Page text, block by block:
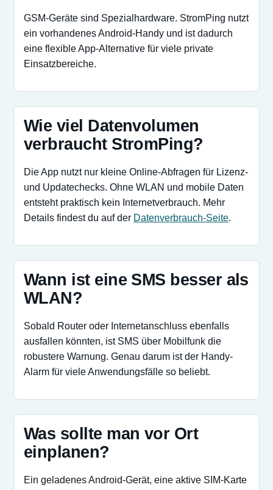
GSM-Geräte sind Spezialhardware. StromPing nutzt
ein vorhandenes Android-Handy und ist dadurch
eine flexible App-Alternative für viele private
Einsatzbereiche.
Wie viel Datenvolumen
verbraucht StromPing?
Die App nutzt nur kleine Online-Abfragen für Lizenz-
und Updatechecks. Ohne WLAN und mobile Daten
entsteht praktisch kein Internetverbrauch. Mehr
Details findest du auf der Datenverbrauch-Seite.
Wann ist eine SMS besser als
WLAN?
Sobald Router oder Internetanschluss ebenfalls
ausfallen könnten, ist SMS über Mobilfunk die
robustere Warnung. Genau darum ist der Handy-
Alarm für viele Anwendungsfälle so beliebt.
Was sollte man vor Ort
einplanen?
Ein geladenes Android-Gerät, eine aktive SIM-Karte